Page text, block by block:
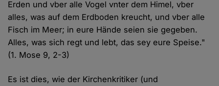
Erden und vber alle Vogel vnter dem Himel, vber
alles, was auf dem Erdboden kreucht, und vber alle
Fisch im Meer; in eure Hände seien sie gegeben.
Alles, was sich regt und lebt, das sey eure Speise."
(1. Mose 9, 2-3)
Es ist dies, wie der Kirchenkritiker (und